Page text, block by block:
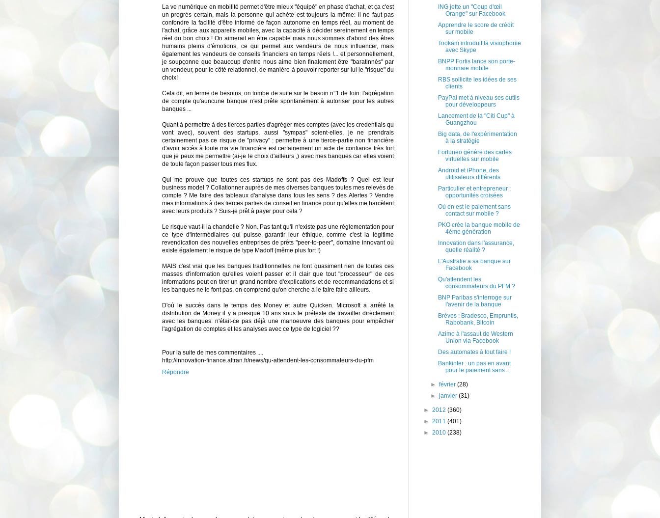
La ve numérique en mobilité permet d'être mieux "équipé" en phase d'achat, et ça c'est
un progrès certain, mais la personne qui achète est toujours la même: il ne faut pas
confondre la facilité d'être informé de façon autonome en temps réel, au moment de
l'achat, grâce aux appareils mobiles, avec la capacité à décider sereinement en temps
réel du bon choix ! On aimerait en être capable mais nous sommes d'abord des êtres
humains pleins d'émotions, ce qui permet aux vendeurs de nous influencer, mais
également les vendeurs de conseils financiers en temps réels !... et personnellement,
je soupçonne que beaucoup d'entre nous aime bien finalement être "baratinnés" par
un vendeur, pour le côté relationnel, de manière à pouvoir reporter sur lui le "risque" du
choix!
Cela dit, en terme de besoins, on tombe de suite sur le besoin n°1 de loin: l'agrégation
de compte qu'auncune banque n'est prête spontanément à autoriser pour les autres
banques ...
Quant à permettre à des tierces parties d'agréger mes comptes (avec les credentials qu
vont avec), souvent des startups, aussi "sympas" soient-elles, je ne prendrais
certainement pas ce risque de "privacy" : permettre à une tierce-partie non financière
d'avoir accès à toute ma vie financière est certainement un acte de confiance très fort
que je peux me permettre (ai-je le choix d'ailleurs ,) avec mes banques car elles voient
de toute façon passer tous mes flux.
Qui me prouve que toutes ces startups ne sont pas des Madoffs ? Quel est leur
business model ? Collationner auprès de mes diverses banques toutes mes relevés de
compte ? Me faire des tableaux d'analyse dans tous les sens ? des Alertes ? Vendre
mes informations à des tierces parties de conseil en finance pour qu'elles me harcèlent
avec leurs produits ? Suis-je prêt à payer pour cela ?
Le risque vaut-il la chandelle ? Non. Pas tant qu'il n'existe pas une règlementation pour
ce type d'intermédiaires qui puisse garantir leur éthique, comme c'est la légitime
revendication des nouvelles entreprises de prêts "peer-to-peer", domaine innovant où
existe également le risque de type Madoff (même plus fort !)
MAIS c'est vrai que les banques traditionnelles ne font quasiment rien de toutes ces
masses d'information qu'elles voient passer et il clair que tout "processeur" de ces
informations peut en tirer un grand nombre d'explications et de recommandations et si
les banques ne le font pas, on comprend qu'on cherche à le faire faire ailleurs.
D'où le succès dans le temps des Money et autre Quicken. Microsoft a arrêté la
distribution de Money il y a presque 10 ans sous le prétexte de travailler directement
avec les banques: n'était-ce pas déjà une manoeuvre des banques pour empêcher
l'agrégation de comptes et les analyses avec ce type de logiciel ??
Pour la suite de mes commentaires ....
http://innovation-finance.altran.fr/news/qu-attendent-les-consommateurs-du-pfm
Répondre
ING jette un "Coup d'œil
Orange" sur Facebook
Apprendre le score de crédit
sur mobile
Tookam introduit la visiophonie
avec Skype
BNPP Fortis lance son porte-
monnaie mobile
RBS sollicite les idées de ses
clients
PayPal met à niveau ses outils
pour développeurs
Lancement de la "Citi Cup" à
Guangzhou
Big data, de l'expérimentation
à la stratégie
Fortuneo génère des cartes
virtuelles sur mobile
Android et iPhone, des
utilisateurs différents
Particulier et entrepreneur :
opportunités croisées
Où en est le paiement sans
contact sur mobile ?
PKO crée la banque mobile de
4ème génération
Innovation dans l'assurance,
quelle réalité ?
L'Australie a sa banque sur
Facebook
Qu'attendent les
consommateurs du PFM ?
BNP Paribas s'interroge sur
l'avenir de la banque
Brèves : Bradesco, Empruntis,
Rabobank, Bitcoin
Azimo à l'assaut de Western
Union via Facebook
Des automates à tout faire !
Bankinter : un pas en avant
pour le paiement sans ...
►février(28)
►janvier(31)
► 2012 (360)
► 2011 (401)
► 2010 (238)